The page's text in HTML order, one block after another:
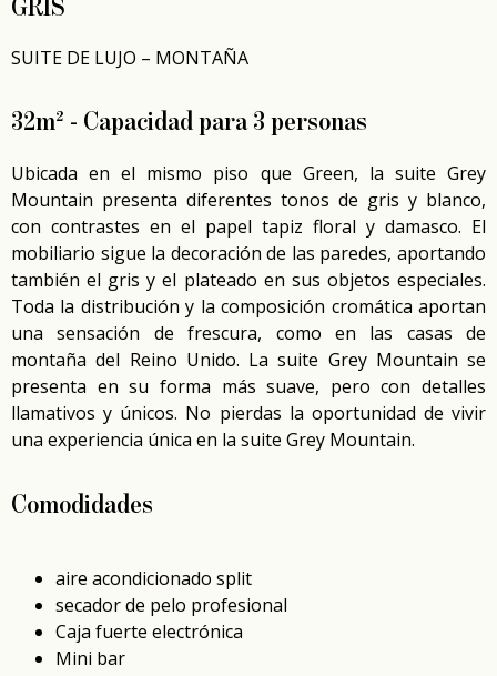
GRIS
SUITE DE LUJO – MONTAÑA
32m² - Capacidad para 3 personas
Ubicada en el mismo piso que Green, la suite Grey
Mountain presenta diferentes tonos de gris y blanco,
con contrastes en el papel tapiz floral y damasco. El
mobiliario sigue la decoración de las paredes, aportando
también el gris y el plateado en sus objetos especiales.
Toda la distribución y la composición cromática aportan
una sensación de frescura, como en las casas de
montaña del Reino Unido. La suite Grey Mountain se
presenta en su forma más suave, pero con detalles
llamativos y únicos. No pierdas la oportunidad de vivir
una experiencia única en la suite Grey Mountain.
Comodidades
aire acondicionado split
secador de pelo profesional
Caja fuerte electrónica
Mini bar